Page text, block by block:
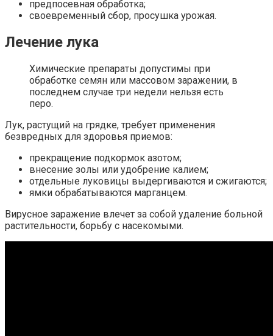
предпосевная обработка;
своевременный сбор, просушка урожая.
Лечение лука
Химические препараты допустимы при
обработке семян или массовом заражении, в
последнем случае три недели нельзя есть
перо.
Лук, растущий на грядке, требует применения
безвредных для здоровья приемов:
прекращение подкормок азотом;
внесение золы или удобрение калием;
отдельные луковицы выдергиваются и сжигаются;
ямки обрабатываются марганцем.
Вирусное заражение влечет за собой удаление больной
растительности, борьбу с насекомыми.